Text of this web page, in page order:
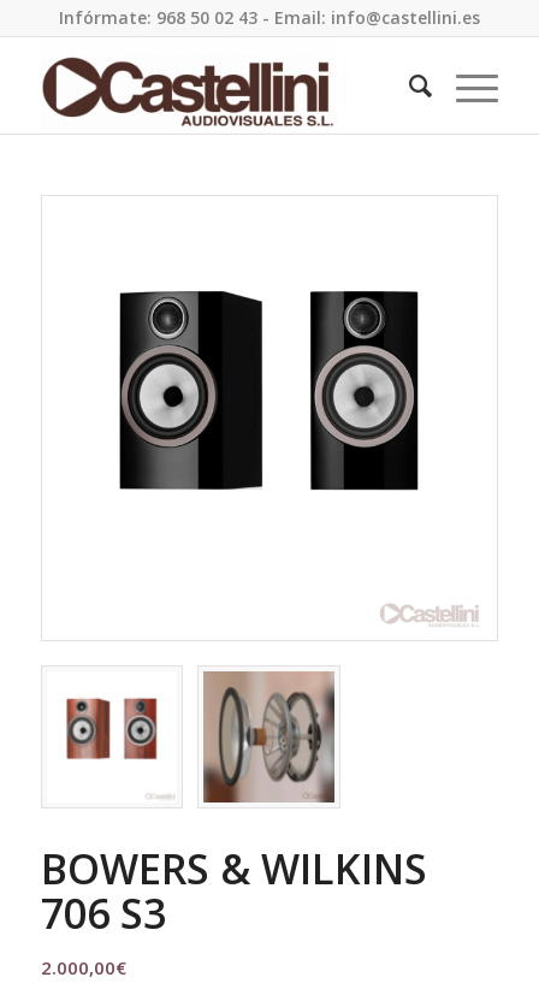
Infórmate: 968 50 02 43 - Email: info@castellini.es
BOWERS & WILKINS
706 S3
2.000,00€